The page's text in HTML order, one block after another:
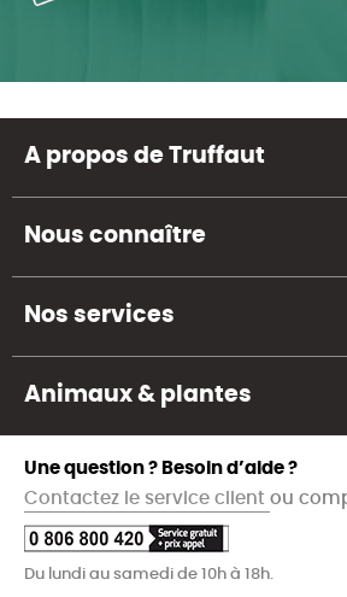
A propos de Truffaut
Nous connaître
Nos services
Animaux & plantes
Une question ? Besoin d’aide ?
Contactez le service client ou
Du lundi au samedi de 10h à 18h.